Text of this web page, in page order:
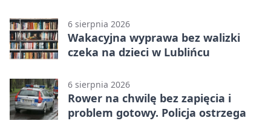
6 sierpnia 2026
Wakacyjna wyprawa bez walizki
czeka na dzieci w Lublińcu
6 sierpnia 2026
Rower na chwilę bez zapięcia i
problem gotowy. Policja ostrzega